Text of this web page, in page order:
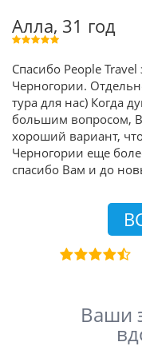
Алла, 31 год
Спасибо People
Черногории.
тура для нас) Когда
большим вопросом,
хороший вариант,
Черногории еще
спасибо Вам и до
Ваши